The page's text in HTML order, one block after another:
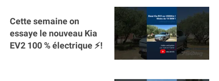
Cette semaine on
essaye le nouveau Kia
EV2 100 % électrique ⚡️!